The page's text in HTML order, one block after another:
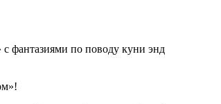
фантазиями по поводу куни энд